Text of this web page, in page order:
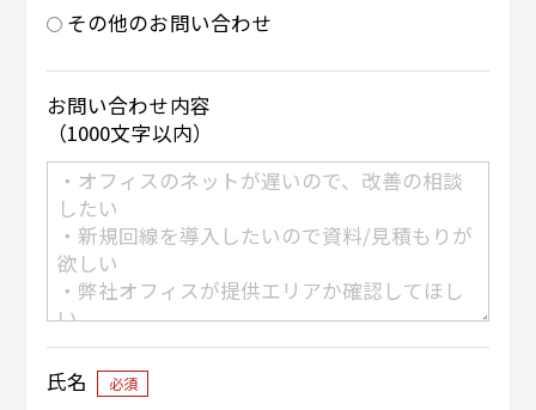
その他のお問い合わせ
お問い合わせ内容
（1000文字以内）
氏名 必須